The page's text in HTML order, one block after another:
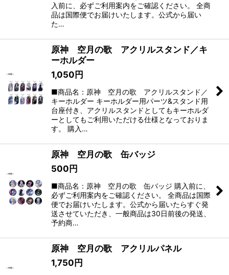
入前に、必ずご利用案内をご確認ください。 全商
品は国際便でお届けいたします。公式から届い
た…
原神 空月の歌 アクリルスタンド／キ
ーホルダー
1,050 円
■商品名：原神 空月の歌 アクリルスタンド／
キーホルダー キーホルダー用パーツ&スタンド用
台座付き、アクリルスタンドとしてもキーホルダ
ーとしてもご利用いただける仕様となっておりま
す。 購入…
原神 空月の歌 缶バッジ
500 円
■商品名：原神 空月の歌 缶バッジ 購入前に、
必ずご利用案内をご確認ください。 全商品は国際
便でお届けいたします。公式から届いたらすぐ発
送させていただき、一般商品は30日前後の発送、
予約商…
原神 空月の歌 アクリルパネル
1,750 円